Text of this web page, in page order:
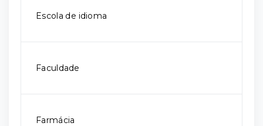
Escola de idioma
Faculdade
Farmácia